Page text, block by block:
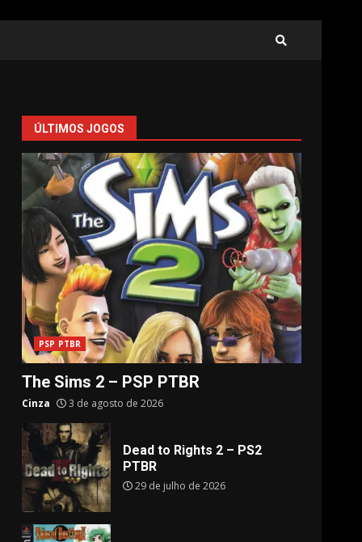
ÚLTIMOS JOGOS
PSP PTBR
The Sims 2 – PSP PTBR
Cinza 3 de agosto de 2026
Dead to Rights 2 – PS2
PTBR
29 de julho de 2026